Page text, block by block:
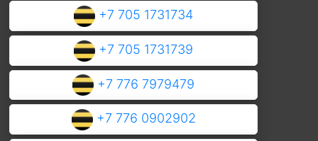
+7 705 1731734
+7 705 1731739
+7 776 7979479
+7 776 0902902